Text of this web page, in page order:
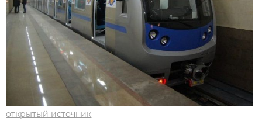
открытый источник